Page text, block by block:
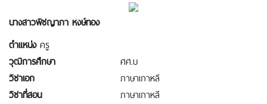
นางสาวพิชญาภา หงษ์ทอง
ตำแหน่งครู
วุฒิการศึกษา
ศศ.บ
วิชาเอก
ภาษาเกาหลี
วิชาที่สอน
ภาษาเกาหลี